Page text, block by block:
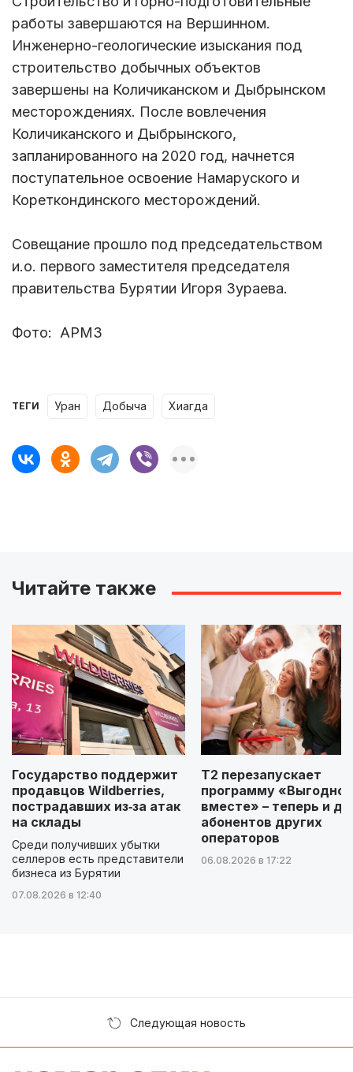
работы завершаются на Вершинном.
Инженерно-геологические изыскания под
строительство добычных объектов
завершены на Количиканском и Дыбрынском
месторождениях. После вовлечения
Количиканского и Дыбрынского,
запланированного на 2020 год, начнется
поступательное освоение Намаруского и
Кореткондинского месторождений.
Совещание прошло под председательством
и.о. первого заместителя председателя
правительства Бурятии Игоря Зураева.
Фото: АРМЗ
ТЕГИ уран добыча Хиагда
Читайте также
Государство поддержит
продавцов Wildberries,
пострадавших из‑за атак
на склады
Среди получивших убытки
селлеров есть представители
бизнеса из Бурятии
07.08.2026 в 12:40
Т2 перезапускает
программу «Выгодно
вместе» – теперь и
абонентов других
операторов
06.08.2026 в 17:22
Следующая новость